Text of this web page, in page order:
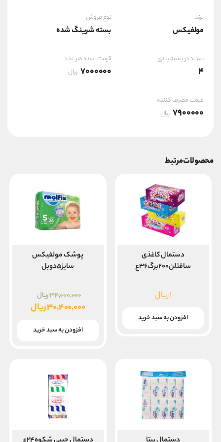
برند
مولفیکس
نوع فروش
بسته شرینگ شده
تعداد در بسته بندی
4
قیمت عمده هر عدد
7000000 ریال
قیمت مصرف کننده
7900000 ریال
محصولات مرتبط
دستمال کاغذی
سافتلن۲۰۰برگ۳۶ع
۱ریال
افزودن به سبد خرید
پوشک مولفیکس
سایز۵دوبل
۳۴,۰۰۰,۰۰۰ریال
اصلی
۳۰,۴۰۰,۰۰۰ریال
فعلی
افزودن به سبد خرید